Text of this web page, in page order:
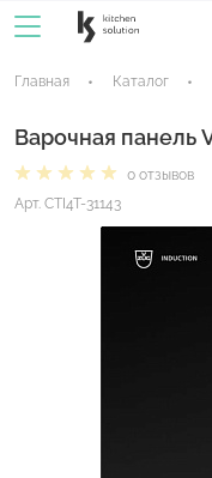
Главная Каталог
Варочная панель
0 отзывов
Арт. CTI4T-31143